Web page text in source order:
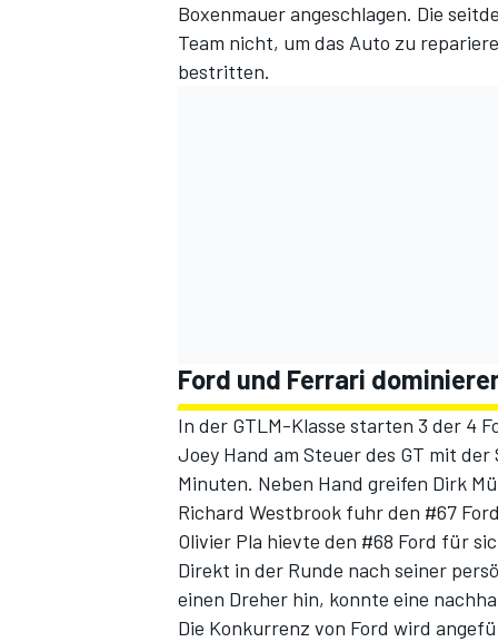
Boxenmauer angeschlagen. Die
Team nicht, um das Auto zu
bestritten.
Ford und Ferrari
In der GTLM-Klasse starten 3 der 4
Joey Hand am Steuer des GT mit
Minuten. Neben Hand greifen Dirk
Richard Westbrook fuhr den #67
Olivier Pla hievte den #68 Ford für
Direkt in der Runde nach seiner
einen Dreher hin, konnte eine
Die Konkurrenz von Ford wird